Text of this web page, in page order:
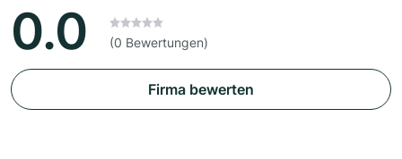
0.0 (0 Bewertungen)
Firma bewerten